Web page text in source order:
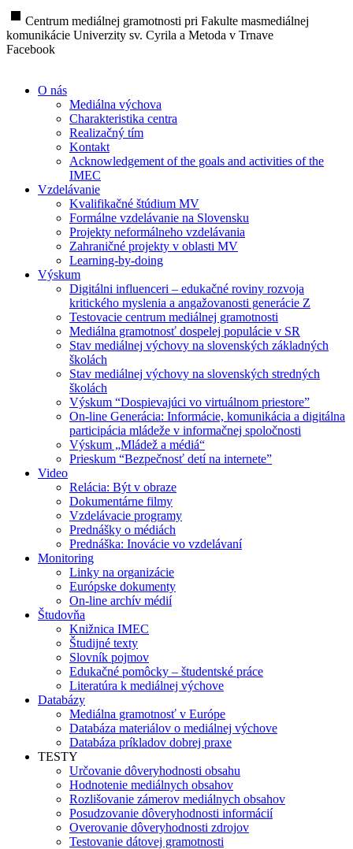
stop Centrum mediálnej gramotnosti pri Fakulte masmediálnej
komunikácie Univerzity sv. Cyrila a Metoda v Trnave
Facebook
O nás
Mediálna výchova
Charakteristika centra
Realizačný tím
Kontakt
Acknowledgement of the goals and activities of the
IMEC
Vzdelávanie
Kvalifikačné štúdium MV
Formálne vzdelávanie na Slovensku
Projekty neformálneho vzdelávania
Zahraničné projekty v oblasti MV
Learning-by-doing
Výskum
Digitálni influenceri – edukačné roviny rozvoja
kritického myslenia a angažovanosti generácie Z
Testovacie centrum mediálnej gramotnosti
Mediálna gramotnosť dospelej populácie v SR
Stav mediálnej výchovy na slovenských základných
školách
Stav mediálnej výchovy na slovenských stredných
školách
Výskum “Dospievajúci vo virtuálnom priestore”
On-line Generácia: Informácie, komunikácia a digitálna
participácia mládeže v informačnej spoločnosti
Výskum „Mládež a médiá“
Prieskum “Bezpečnosť detí na internete”
Video
Relácia: Být v obraze
Dokumentárne filmy
Vzdelávacie programy
Prednášky o médiách
Prednáška: Inovácie vo vzdelávaní
Monitoring
Linky na organizácie
Európske dokumenty
On-line archív médií
Študovňa
Knižnica IMEC
Študijné texty
Slovník pojmov
Edukačné pomôcky – študentské práce
Literatúra k mediálnej výchove
Databázy
Mediálna gramotnosť v Európe
Databáza materiálov o mediálnej výchove
Databáza príkladov dobrej praxe
TESTY
Určovanie dôveryhodnosti obsahu
Hodnotenie mediálnych obsahov
Rozlišovanie zámerov mediálnych obsahov
Posudzovanie dôveryhodnosti informácií
Overovanie dôveryhodnosti zdrojov
Testovanie dátovej gramotnosti